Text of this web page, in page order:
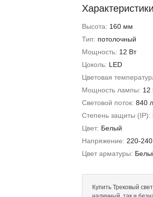
Характеристики
Высота: 160 мм
Тип: потолочный
Мощность: 12 Вт
Цоколь: LED
Цветовая
Мощность лампы: 12
Световой поток: 840
Степень защиты (IP):
Цвет: Белый
Напряжение: 220-
Цвет арматуры:
Купить Трековый